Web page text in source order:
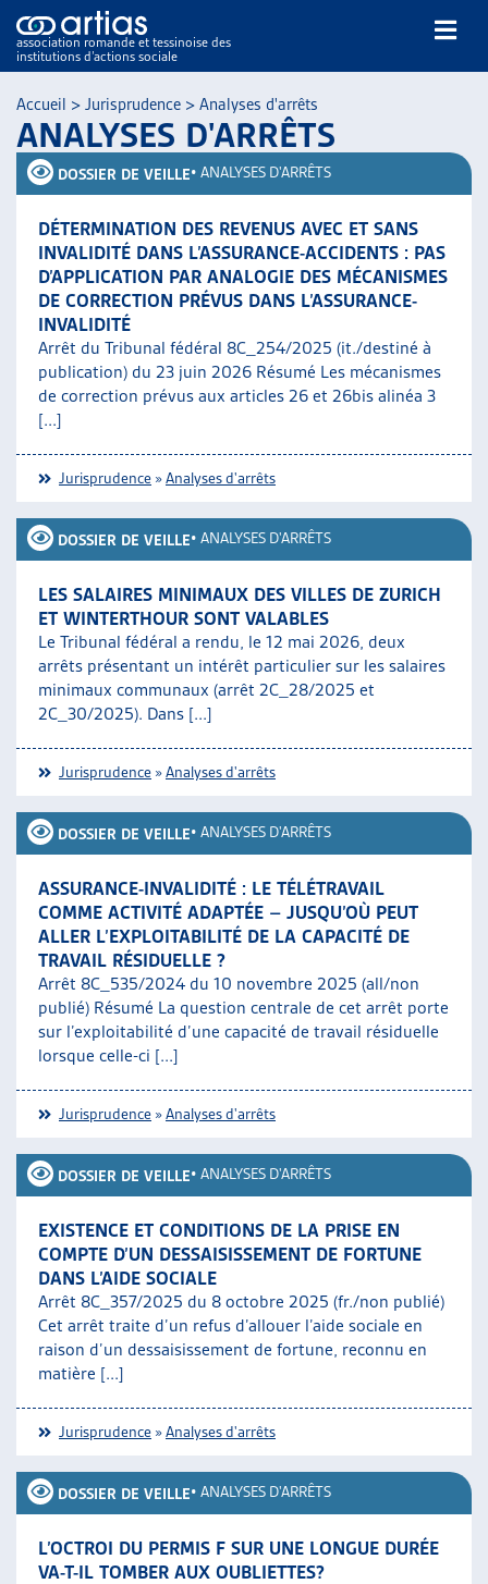
association romande et tessinoise des
institutions d’actions sociale
NOS PUBLICATIONS
ARTICLES
DOSSIERS DU MOIS
VEILLE
RESSOURCES
THÉMATIQUES
AUTRES
L’ASSOCIATION
PROJETS ET ACTIVITÉS
JOURNÉES D’AUTOMNE
Accueil > Jurisprudence > Analyses d'arrêts
ANALYSES D'ARRÊTS
DOSSIER DE VEILLE• ANALYSES D'ARRÊTS
DÉTERMINATION DES REVENUS AVEC ET SANS
INVALIDITÉ DANS L’ASSURANCE-ACCIDENTS : PAS
D’APPLICATION PAR ANALOGIE DES MÉCANISMES
DE CORRECTION PRÉVUS DANS L’ASSURANCE-
INVALIDITÉ
Arrêt du Tribunal fédéral 8C_254/2025 (it./destiné à
publication) du 23 juin 2026 Résumé Les mécanismes
de correction prévus aux articles 26 et 26bis alinéa 3
[...]
Jurisprudence »Analyses d'arrêts
DOSSIER DE VEILLE• ANALYSES D'ARRÊTS
LES SALAIRES MINIMAUX DES VILLES DE ZURICH
ET WINTERTHOUR SONT VALABLES
Le Tribunal fédéral a rendu, le 12 mai 2026, deux
arrêts présentant un intérêt particulier sur les salaires
minimaux communaux (arrêt 2C_28/2025 et
2C_30/2025). Dans [...]
Jurisprudence »Analyses d'arrêts
DOSSIER DE VEILLE• ANALYSES D'ARRÊTS
ASSURANCE-INVALIDITÉ : LE TÉLÉTRAVAIL
COMME ACTIVITÉ ADAPTÉE – JUSQU’OÙ PEUT
ALLER L’EXPLOITABILITÉ DE LA CAPACITÉ DE
TRAVAIL RÉSIDUELLE ?
Arrêt 8C_535/2024 du 10 novembre 2025 (all/non
publié) Résumé La question centrale de cet arrêt porte
sur l’exploitabilité d’une capacité de travail résiduelle
lorsque celle-ci [...]
Jurisprudence »Analyses d'arrêts
DOSSIER DE VEILLE• ANALYSES D'ARRÊTS
EXISTENCE ET CONDITIONS DE LA PRISE EN
COMPTE D’UN DESSAISISSEMENT DE FORTUNE
DANS L’AIDE SOCIALE
Arrêt 8C_357/2025 du 8 octobre 2025 (fr./non publié)
Cet arrêt traite d’un refus d’allouer l’aide sociale en
raison d’un dessaisissement de fortune, reconnu en
matière [...]
Jurisprudence »Analyses d'arrêts
DOSSIER DE VEILLE• ANALYSES D'ARRÊTS
L’OCTROI DU PERMIS F SUR UNE LONGUE DURÉE
VA-T-IL TOMBER AUX OUBLIETTES?